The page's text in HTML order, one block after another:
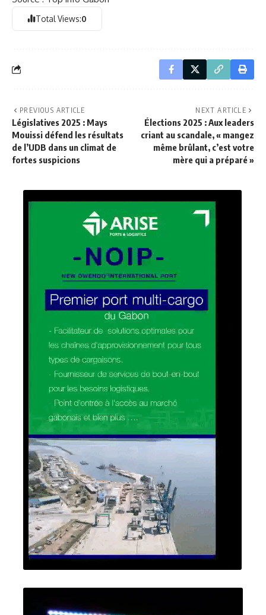
Total Views:0
PREVIOUS ARTICLE
Législatives 2025 : Mays
Mouissi défend les résultats
de l’UDB dans un climat de
fortes suspicions
NEXT ARTICLE
Élections 2025 : Aux leaders
criant au scandale, « mangez
même brûlant, c’est votre
mère qui a préparé »